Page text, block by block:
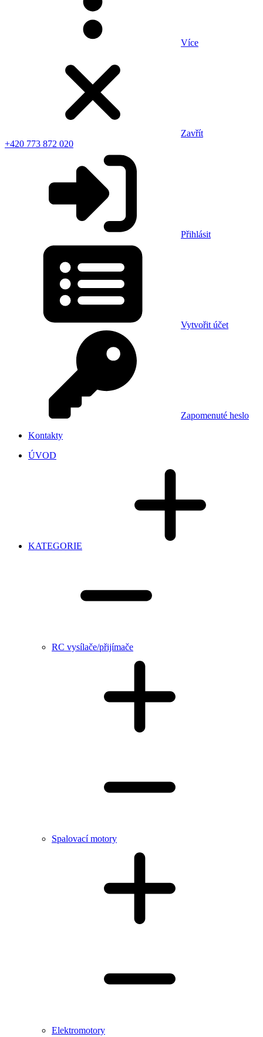
Více
Zavřít
+420 773 872 020
Přihlásit
Vytvořit účet
Zapomenuté heslo
Kontakty
ÚVOD
KATEGORIE
RC vysílače/přijímače
Spalovací motory
Elektromotory